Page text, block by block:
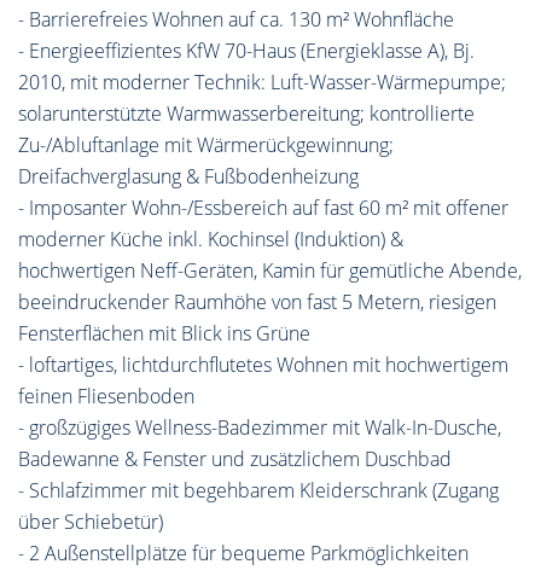
- Barrierefreies Wohnen auf ca. 130 m² Wohnfläche
- Energieeffizientes KfW 70-Haus (Energieklasse A), Bj.
2010, mit moderner Technik: Luft-Wasser-Wärmepumpe;
solarunterstützte Warmwasserbereitung; kontrollierte
Zu-/Abluftanlage mit Wärmerückgewinnung;
Dreifachverglasung & Fußbodenheizung
- Imposanter Wohn-/Essbereich auf fast 60 m² mit offener
moderner Küche inkl. Kochinsel (Induktion) &
hochwertigen Neff-Geräten, Kamin für gemütliche Abende,
beeindruckender Raumhöhe von fast 5 Metern, riesigen
Fensterflächen mit Blick ins Grüne
- loftartiges, lichtdurchflutetes Wohnen mit hochwertigem
feinen Fliesenboden
- großzügiges Wellness-Badezimmer mit Walk-In-Dusche,
Badewanne & Fenster und zusätzlichem Duschbad
- Schlafzimmer mit begehbarem Kleiderschrank (Zugang
über Schiebetür)
- 2 Außenstellplätze für bequeme Parkmöglichkeiten